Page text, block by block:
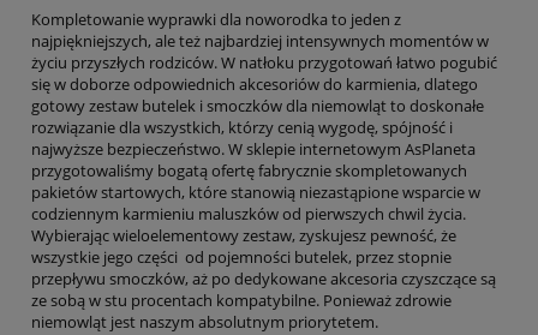
Kompletowanie wyprawki dla noworodka to jeden z
najpiękniejszych, ale też najbardziej intensywnych momentów w
życiu przyszłych rodziców. W natłoku przygotowań łatwo pogubić
się w doborze odpowiednich akcesoriów do karmienia, dlatego
gotowy zestaw butelek i smoczków dla niemowląt to doskonałe
rozwiązanie dla wszystkich, którzy cenią wygodę, spójność i
najwyższe bezpieczeństwo. W sklepie internetowym AsPlaneta
przygotowaliśmy bogatą ofertę fabrycznie skompletowanych
pakietów startowych, które stanowią niezastąpione wsparcie w
codziennym karmieniu maluszków od pierwszych chwil życia.
Wybierając wieloelementowy zestaw, zyskujesz pewność, że
wszystkie jego części od pojemności butelek, przez stopnie
przepływu smoczków, aż po dedykowane akcesoria czyszczące są
ze sobą w stu procentach kompatybilne. Ponieważ zdrowie
niemowląt jest naszym absolutnym priorytetem.